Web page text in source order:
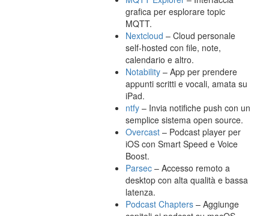
grafica per esplorare topic
MQTT.
Nextcloud – Cloud personale
self-hosted con file, note,
calendario e altro.
Notability – App per prendere
appunti scritti e vocali, amata su
iPad.
ntfy – Invia notifiche push con un
semplice sistema open source.
Overcast – Podcast player per
iOS con Smart Speed e Voice
Boost.
Parsec – Accesso remoto a
desktop con alta qualità e bassa
latenza.
Podcast Chapters – Aggiunge